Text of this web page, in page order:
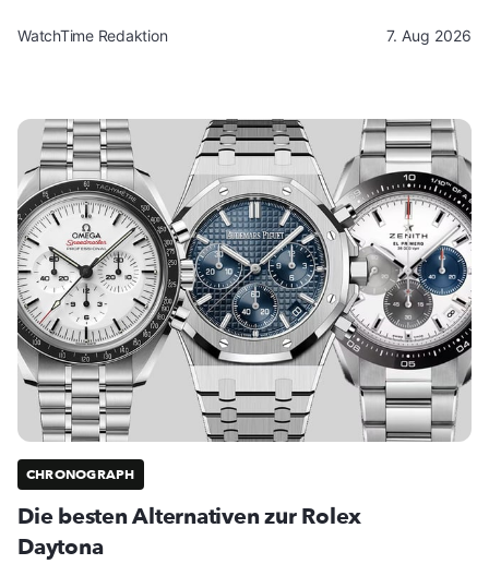
WatchTime Redaktion 7. Aug 2026
CHRONOGRAPH
Die besten Alternativen zur Rolex
Daytona